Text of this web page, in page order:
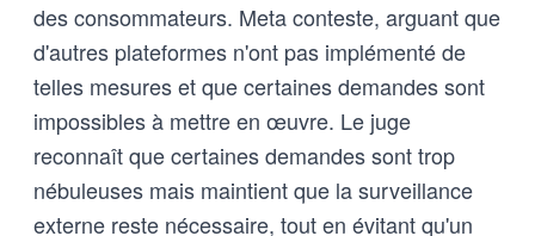
des consommateurs. Meta conteste, arguant que
d'autres plateformes n'ont pas implémenté de
telles mesures et que certaines demandes sont
impossibles à mettre en œuvre. Le juge
reconnaît que certaines demandes sont trop
nébuleuses mais maintient que la surveillance
externe reste nécessaire, tout en évitant qu'un